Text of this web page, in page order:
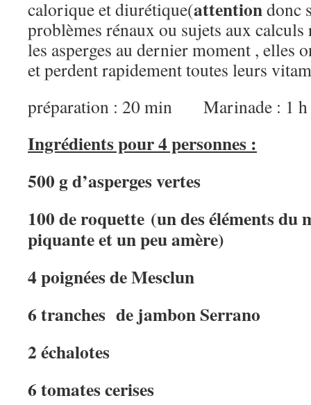
calorique et diurétique(attentiondonc
problèmes rénaux ou sujets aux
les asperges au dernier moment , elles
et perdent rapidement toutes leurs
préparation : 20 min Marinade :
Ingrédients pour 4 personnes :
500 g d’asperges vertes
100 de roquette (un des éléments du
piquante et un peu amère)
4 poignées de Mesclun
6 tranches de jambon Serrano
2 échalotes
6 tomates cerises